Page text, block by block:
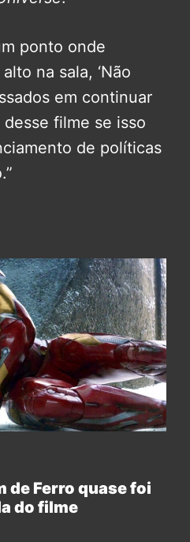
ponto onde
na sala, ‘Não
em continuar
filme se isso
de políticas
de Ferro quase foi
do filme